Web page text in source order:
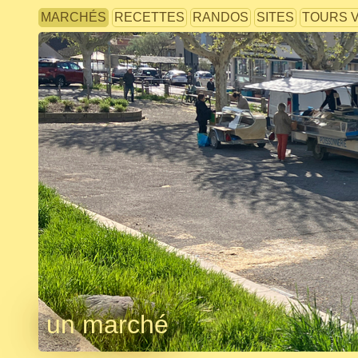
MARCHÉS RECETTES RANDOS SITES TOURS
un marché